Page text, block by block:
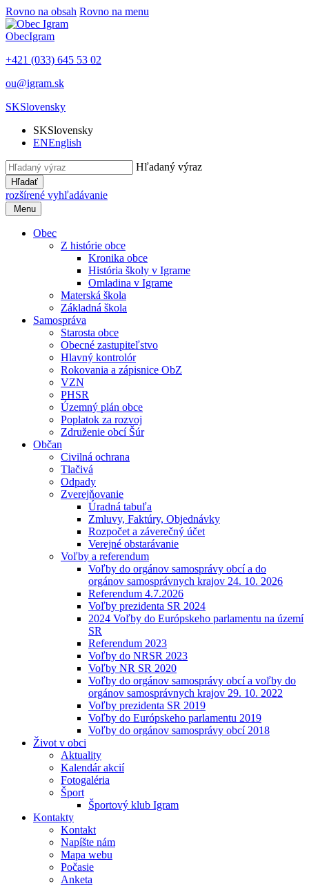
Rovno na obsah Rovno na menu
ObecIgram
+421 (033) 645 53 02
ou@igram.sk
SKSlovensky
SKSlovensky
ENEnglish
Hľadaný výraz
Hľadať
rozšírené vyhľadávanie
Menu
Obec
Z histórie obce
Kronika obce
História školy v Igrame
Omladina v Igrame
Materská škola
Základná škola
Samospráva
Starosta obce
Obecné zastupiteľstvo
Hlavný kontrolór
Rokovania a zápisnice ObZ
VZN
PHSR
Územný plán obce
Poplatok za rozvoj
Združenie obcí Šúr
Občan
Civilná ochrana
Tlačivá
Odpady
Zverejňovanie
Úradná tabuľa
Zmluvy, Faktúry, Objednávky
Rozpočet a záverečný účet
Verejné obstarávanie
Voľby a referendum
Voľby do orgánov samosprávy obcí a do
orgánov samosprávnych krajov 24. 10. 2026
Referendum 4.7.2026
Voľby prezidenta SR 2024
2024 Voľby do Európskeho parlamentu na území
SR
Referendum 2023
Voľby do NRSR 2023
Voľby NR SR 2020
Voľby do orgánov samosprávy obcí a voľby do
orgánov samosprávnych krajov 29. 10. 2022
Voľby prezidenta SR 2019
Voľby do Európskeho parlamentu 2019
Voľby do orgánov samosprávy obcí 2018
Život v obci
Aktuality
Kalendár akcií
Fotogaléria
Šport
Športový klub Igram
Kontakty
Kontakt
Napíšte nám
Mapa webu
Počasie
Anketa